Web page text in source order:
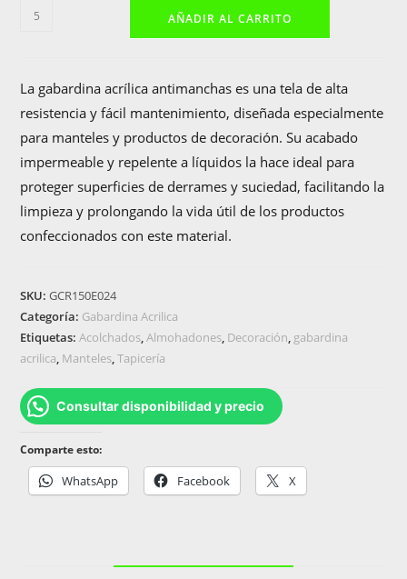
Gabardina
AÑADIR AL CARRITO
La gabardina acrílica antimanchas es una tela de alta
resistencia y fácil mantenimiento, diseñada especialmente
para manteles y productos de decoración. Su acabado
impermeable y repelente a líquidos la hace ideal para
proteger superficies de derrames y suciedad, facilitando la
limpieza y prolongando la vida útil de los productos
confeccionados con este material.
SKU:GCR150E024
Categoría: Gabardina Acrilica
Etiquetas:Acolchados,Almohadones, Decoración, gabardina
acrilica, Manteles,Tapicería
Consultar disponibilidad y precio
Comparte esto:
WhatsApp Facebook X